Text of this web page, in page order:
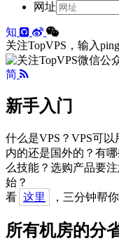
网址
知
关注TopVPS，输入
简
新手入门
什么是VPS？VPS可
内的还是国外的？有
么技能？选购产品要
始？
看 这里 ，三分钟帮
所有机房的分